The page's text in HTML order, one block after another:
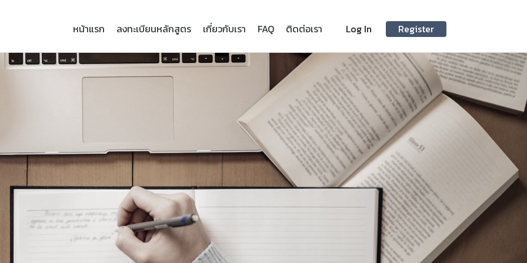
หน้าแรก ลงทะเบียนหลักสูตร เกี่ยวกับเรา FAQ ติดต่อเรา Log In Register